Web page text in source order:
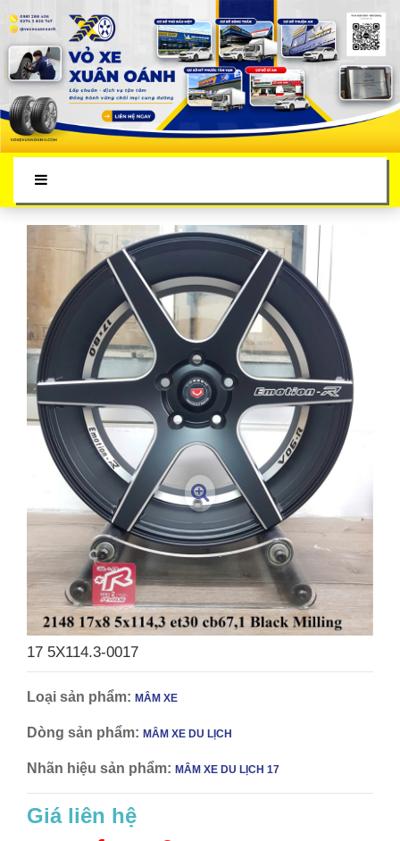
17 5X114.3-0017
Loại sản phẩm: MÂM XE
Dòng sản phẩm: MÂM XE DU LỊCH
Nhãn hiệu sản phẩm: MÂM XE DU LỊCH 17
Giá liên hệ